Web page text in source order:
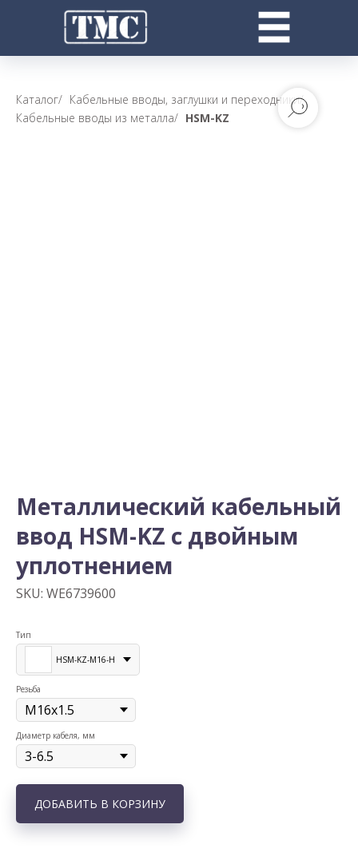
Каталог/ Кабельные вводы, заглушки и переходники/
Кабельные вводы из металла/ HSM-KZ
Металлический кабельный
ввод HSM-KZ с двойным
уплотнением
SKU: WE6739600
Тип
HSM-KZ-M16-H
Резьба
Диаметр кабеля, мм
ДОБАВИТЬ В КОРЗИНУ